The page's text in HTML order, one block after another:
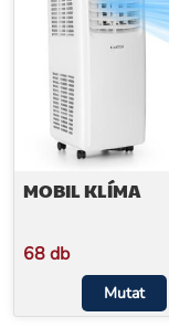
MOBIL KLÍMA
68 db
Mutat